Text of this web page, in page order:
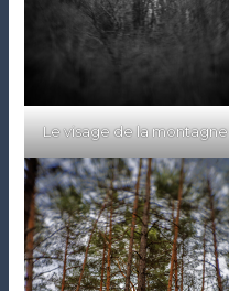
Le visage de la montagne